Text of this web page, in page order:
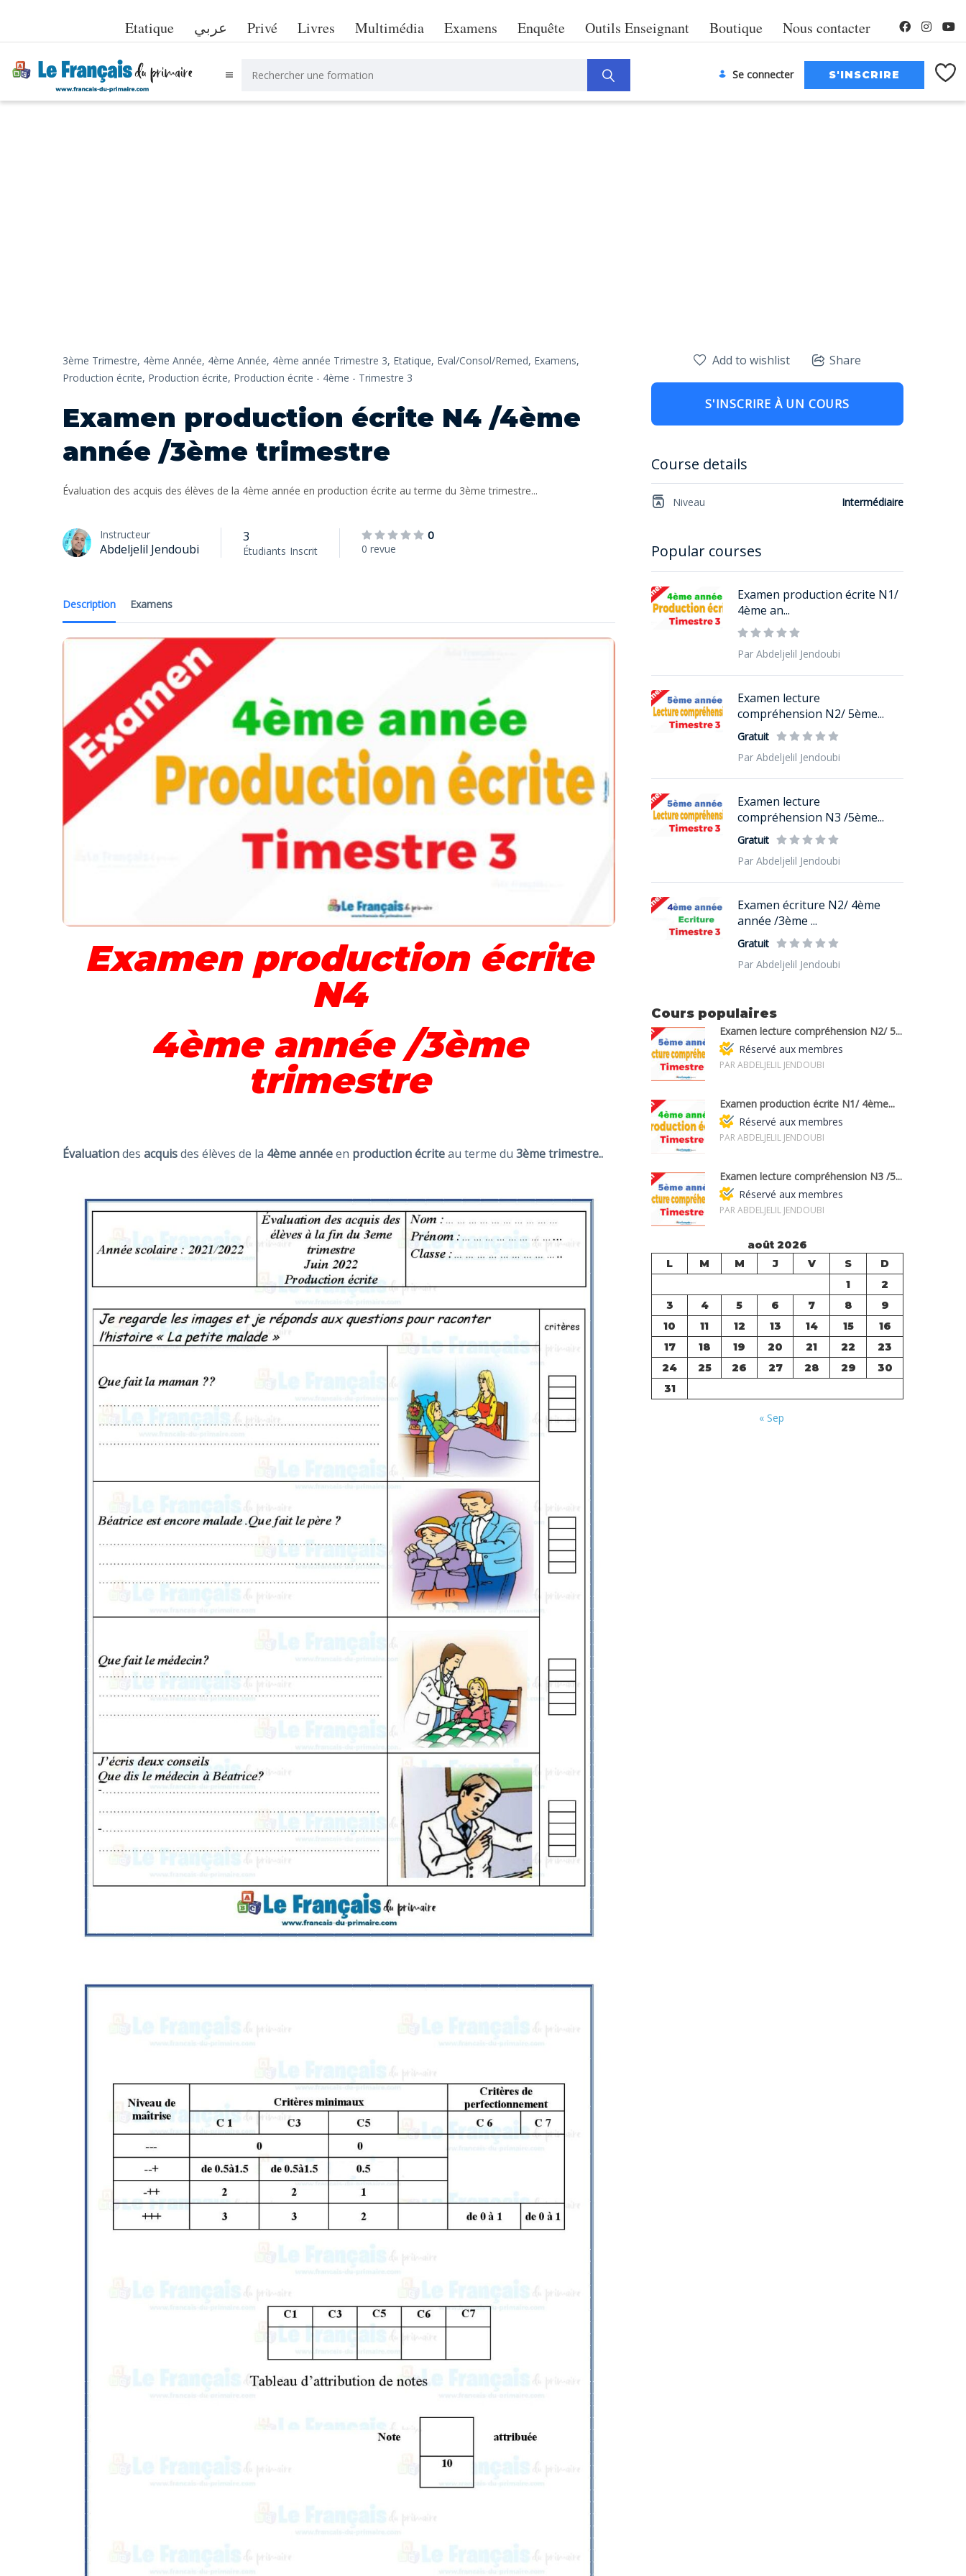
Etatique عربي Privé Livres Multimédia Examens Enquête Outils Enseignant Boutique Nous contacter
Se connecter
3ème Trimestre, 4ème Année, 4ème Année, 4ème année Trimestre 3, Etatique, Eval/Consol/Remed, Examens,
Production écrite, Production écrite, Production écrite - 4ème - Trimestre 3
Examen production écrite N4 /4ème
année /3ème trimestre
Évaluation des acquis des élèves de la 4ème année en production écrite au terme du 3ème trimestre...
Instructeur
Abdeljelil Jendoubi
3
Étudiants Inscrit
0
0 revue
Description Examens
Examen production écrite
N4
4ème année /3ème
trimestre
Évaluationdes acquisdes élèves de la 4ème annéeen production écriteau terme du 3ème trimestre..
Add to wishlist Share
S'INSCRIRE À UN COURS
Course details
Niveau Intermédiaire
Popular courses
Examen production écrite N1/
4ème an...
Par Abdeljelil Jendoubi
Examen lecture
compréhension N2/ 5ème...
Gratuit
Par Abdeljelil Jendoubi
Examen lecture
compréhension N3 /5ème...
Gratuit
Par Abdeljelil Jendoubi
Examen écriture N2/ 4ème
année /3ème ...
Gratuit
Par Abdeljelil Jendoubi
Cours populaires
Examen lecture compréhension N2/ 5...
Réservé aux membres
PAR ABDELJELIL JENDOUBI
Examen production écrite N1/ 4ème...
Réservé aux membres
PAR ABDELJELIL JENDOUBI
Examen lecture compréhension N3 /5...
Réservé aux membres
PAR ABDELJELIL JENDOUBI
août 2026
L
M M J V S
D
1
2
3
4 5 6 7 8
9
10
11 12 13 14 15
16
17
18 19 20 21 22
23
24
25 26 27 28 29
30
31
« Sep